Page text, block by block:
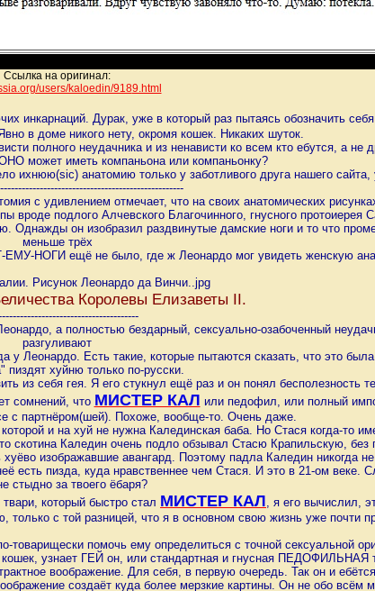
Ссылка на оригинал:
users/kaloedin/9189.html
инкарнаций. Дурак, уже в который раз пытаясь обозначить
в доме никого нету, окромя кошек. Никаких шуток.
полного неудачника и из ненависти ко всем кто ебутся, а не
может иметь компаньона или компаньонку?
ихнюю(sic) анатомию только у заботливого друга нашего
------------------------------
с удивлением отмечает, что на своих анатомических
подлого Алчевского Благочинного, гнусного
Однажды он изобразил раздвинутые дамские ноги и то что
меньше трёх
ЕМУ-НОГИ ещё не было, где ж Леонардо мог увидеть женскую
Королевы Елизаветы II.
-----
а полностью бездарный, сексуально-озабоченный
разгуливают
Леонардо. Есть такие, которые пытаются сказать, что это
пиздят хуйню только по-русски.
из себя гея. Я его стукнул ещё раз и он понял бесполезность
сомнений, что МИСТЕР КАЛ или педофил, или полный
с партнёром(шей). Похоже, вообще-то. Очень даже.
и на хуй не нужна Калединская баба. Но Стася когда-то
Каледин очень подло обзывал Стасю Крапильскую, без
изображавшие авангард. Поэтому падла Каледин никогда
есть пизда, куда нравственнее чем Стася. И это в 21-ом
стыдно за твоего ёбаря?
который быстро стал МИСТЕР КАЛ, я его вычислил,
с той разницей, что я в основном свою жизнь уже почти
помочь ему определиться с точной сексуальной
узнает ГЕЙ он, или стандартная и гнусная ПЕДОФИЛЬНАЯ
воображение. Для себя, в первую очередь. Так он и
создаёт куда более мерзкие картины. Он не обо всём